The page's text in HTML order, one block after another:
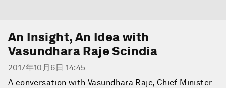
An Insight, An Idea with
Vasundhara Raje Scindia
2017年10月6日 14:45
A conversation with Vasundhara Raje, Chief Minister